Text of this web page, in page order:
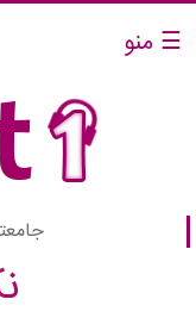
☰ منو